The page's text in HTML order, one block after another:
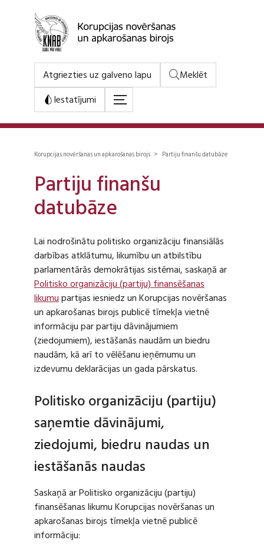
Atgriezties uz galveno lapu
Meklēt
Iestatījumi
Korupcijas novēršanas un apkarošanas birojs > Partiju finanšu datubāze
Partiju finanšu
datubāze
Lai nodrošinātu politisko organizāciju finansiālās
darbības atklātumu, likumību un atbilstību
parlamentārās demokrātijas sistēmai, saskaņā ar
Politisko organizāciju (partiju) finansēšanas
likumupartijas iesniedz un Korupcijas novēršanas
un apkarošanas birojs publicē tīmekļa vietnē
informāciju par partiju dāvinājumiem
(ziedojumiem), iestāšanās naudām un biedru
naudām, kā arī to vēlēšanu ieņēmumu un
izdevumu deklarācijas un gada pārskatus.
Politisko organizāciju (partiju)
saņemtie dāvinājumi,
ziedojumi, biedru naudas un
iestāšanās naudas
Saskaņā ar Politisko organizāciju (partiju)
finansēšanas likumu Korupcijas novēršanas un
apkarošanas birojs tīmekļa vietnē publicē
informāciju: